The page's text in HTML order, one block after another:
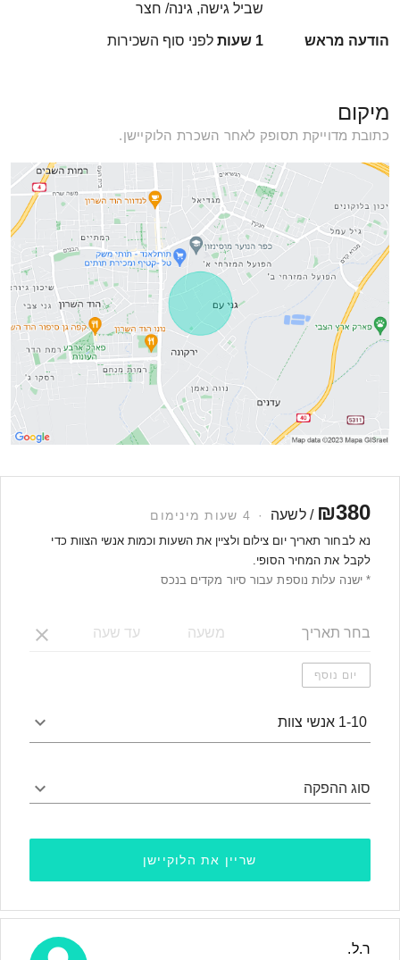
שביל גישה, גינה/ חצר
הודעה מראש 1 שעות לפני סוף השכירות
מיקום
כתובת מדוייקת תסופק לאחר השכרת הלוקיישן.
₪380 / לשעה · 4 שעות מינימום
נא לבחור תאריך יום צילום ולציין את השעות וכמות אנשי הצוות כדי
לקבל את המחיר הסופי.
* ישנה עלות נוספת עבור סיור מקדים בנכס
יום נוסף
1-10 אנשי צוות
סוג ההפקה
שריין את הלוקיישן
ר.ל.